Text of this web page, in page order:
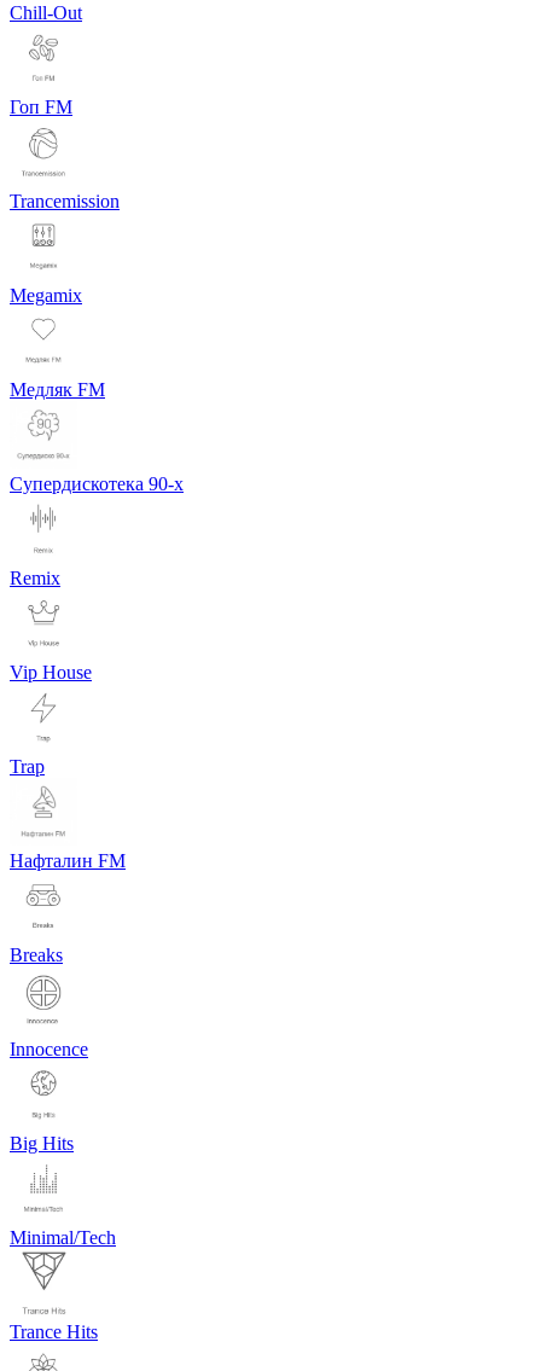
Chill-Out
Гоп FM
Trancemission
Megamix
Медляк FM
Супердискотека 90-х
Remix
Vip House
Trap
Нафталин FM
Breaks
Innocence
Big Hits
Minimal/Tech
Trance Hits